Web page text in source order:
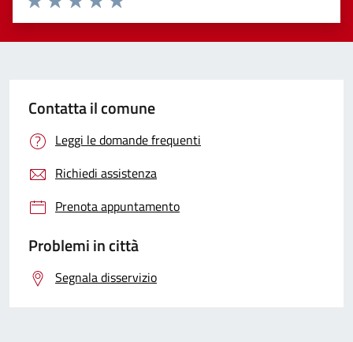
Valuta 5 stelle su 5
Valuta 4 stelle su 5
Valuta 3 stelle su 5
Valuta 2 stelle su 5
Valuta 1 stelle su 5
Contatta il comune
Leggi le domande frequenti
Richiedi assistenza
Prenota appuntamento
Problemi in città
Segnala disservizio